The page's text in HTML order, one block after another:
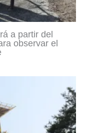
a partir del
observar el